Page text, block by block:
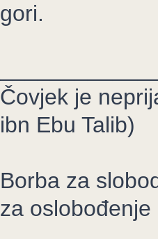
gori.
Čovjek je
ibn Ebu Talib)
Borba za
za